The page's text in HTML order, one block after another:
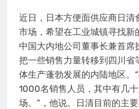
近日，日本方便面供应商日清
市场，希望在工业城镇寻找新
中国大内地公司董事长兼首席
把一些销售力量转移到四川省
体生产蓬勃发展的内陆地区。
1000名销售人员，其中有几
场。”，他说。日清目前的主